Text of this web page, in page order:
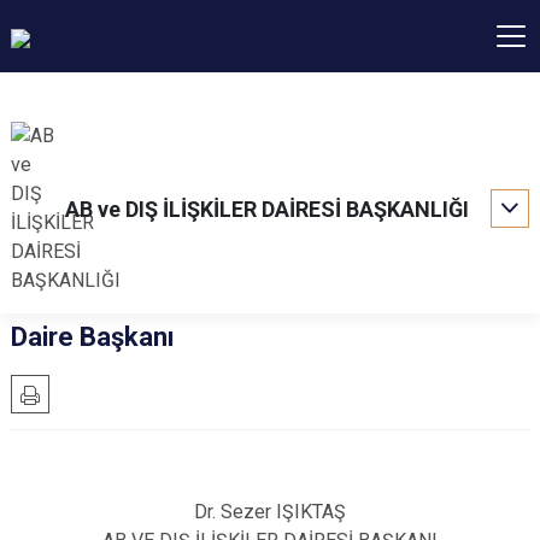
AB ve DIŞ İLİŞKİLER DAİRESİ BAŞKANLIĞI
Daire Başkanı
Dr. Sezer IŞIKTAŞ